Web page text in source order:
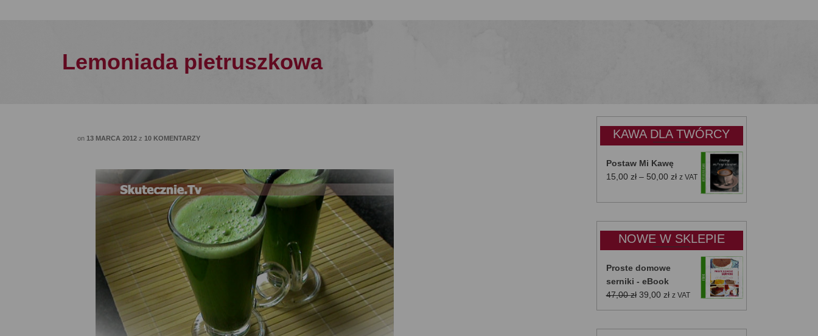
Lemoniada pietruszkowa
on 13 MARCA 2012 z 10 KOMENTARZY KAWA DLA TWÓRCY
Postaw Mi Kawę
15,00 zł – 50,00 złZakres
od
do
50,00 zł
z VAT
NOWE W SKLEPIE
Proste domowe
serniki - eBook
47,00zł Pierwotna
cena
39,00 złAktualna
cena
z VAT